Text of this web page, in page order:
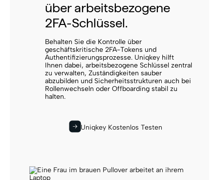
über arbeitsbezogene
2FA-Schlüssel.
Behalten Sie die Kontrolle über
geschäftskritische 2FA-Tokens und
Authentifizierungsprozesse. Uniqkey hilft
Ihnen dabei, arbeitsbezogene Schlüssel zentral
zu verwalten, Zuständigkeiten sauber
abzubilden und Sicherheitsstrukturen auch bei
Rollenwechseln oder Offboarding stabil zu
halten.
Uniqkey Kostenlos Testen